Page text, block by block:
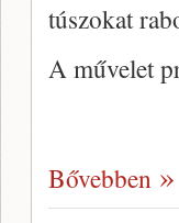
túszokat
A művelet
Bővebben